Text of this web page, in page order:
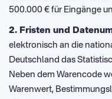
500.000 € für Eingänge
2. Fristen und
elektronisch an die
Deutschland das
Neben dem Warencode
Warenwert,